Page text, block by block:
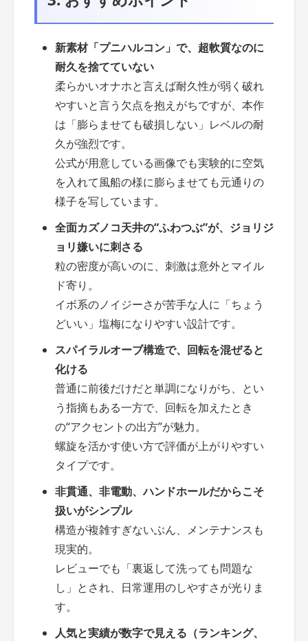
新素材「プニハルコン」 で、超軟質なのに
耐久を捨てていない
柔らかいオナホと言えば耐久性が弱く破れ
やすいと言う欠点を抱えがちですが、本作
は「膨らませても破損しない」レベルの耐
久が強烈です。
公式が用意している画像でも実験的に空気
を入れて風船の様に膨らませても元通りの
様子を写しています。
全面カズノコ天井の“ふわつぶ”が、ジョリジ
ョリ嫌いに刺さる
粒の密度が高いのに、刺激は意外とマイル
ド寄り。
イボ系のノイジーさが苦手な人に「ちょう
どいい」塩梅になりやすい設計です。
スパイラルオーブ構造で、回転を混ぜると
化ける
普通に前後だけだと単調になりがち、とい
う指摘もある一方で、回転を加えたとき
の“アクセントの出方”が魅力。
螺旋を活かす使い方で評価が上がりやすい
タイプです。
非貫通、非電動、ハンドホールだからこそ
扱いがシンプル
構造が複雑すぎないぶん、メンテナンスも
現実的。
レビューでも「裏返して洗っても問題な
し」とされ、日常運用のしやすさが光りま
す。
人気と実績が数字で見える（ランキング、